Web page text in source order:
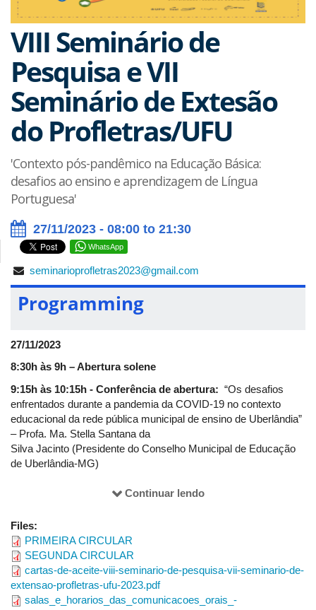
VIII Seminário de
Pesquisa e VII
Seminário de Extesão
do Profletras/UFU
'Contexto pós-pandêmico na Educação Básica:
desafios ao ensino e aprendizagem de Língua
Portuguesa'
27/11/2023 - 08:00 to 21:30
WhatsApp
seminarioprofletras2023@gmail.com
Programming
27/11/2023
8:30h às 9h – Abertura solene
9:15h às 10:15h - Conferência de abertura: “Os desafios
enfrentados durante a pandemia da COVID-19 no contexto
educacional da rede pública municipal de ensino de Uberlândia”
– Profa. Ma. Stella Santana da
Silva Jacinto (Presidente do Conselho Municipal de Educação
de Uberlândia-MG)
ensino e pesquisa no contexto pós-pandêmico” -Mediação:
convidadas:
- Profa. Ma. Romilda Ferreira Santos (Egressa do Profletras-
UFU, doutoranda do PPGEL-UFU e professora de LP-
SEE/MG-PMU-MG)
- Profa. Ma. Patrícia da Costa Sousa (Egressa do Profletras-
UFU, professora de LP em Sala de Recursos de AH/SD da
Continuar lendo
Files:
PRIMEIRA CIRCULAR
SEGUNDA CIRCULAR
cartas-de-aceite-viii-seminario-de-pesquisa-vii-seminario-de-
extensao-profletras-ufu-2023.pdf
salas_e_horarios_das_comunicacoes_orais_-